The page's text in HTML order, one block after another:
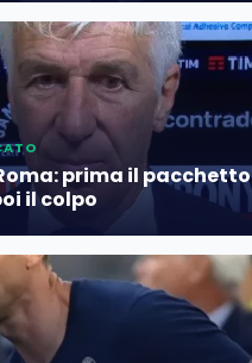
prima il pacchetto
il colpo